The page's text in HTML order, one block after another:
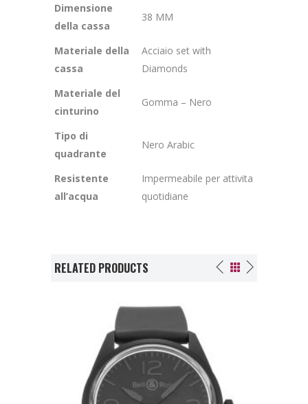
Dimensione
della cassa
38 MM
Materiale della
cassa
Acciaio set with
Diamonds
Materiale del
cinturino
Gomma – Nero
Tipo di
quadrante
Nero Arabic
Resistente
all’acqua
Impermeabile per attivita
quotidiane
RELATED PRODUCTS